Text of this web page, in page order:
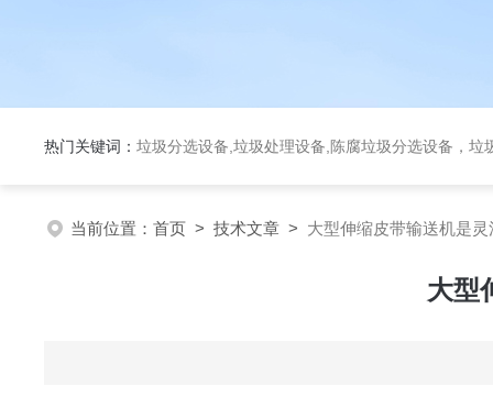
热门关键词： 垃圾分选设备,垃圾处理设备,陈腐垃圾分选设备，垃
当前位置： 首页 > 技术文章 > 大型伸缩皮带输送机是
大型